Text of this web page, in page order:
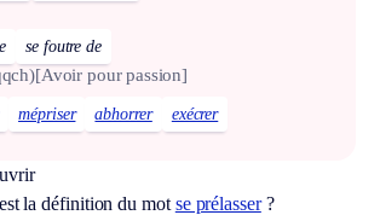
se foutre de
[Avoir pour passion]
mépriser abhorrer exécrer
la définition du mot se prélasser?